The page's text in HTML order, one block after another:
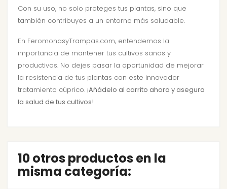
Con su uso, no solo proteges tus plantas, sino que
también contribuyes a un entorno más saludable.
En FeromonasyTrampas.com, entendemos la
importancia de mantener tus cultivos sanos y
productivos. No dejes pasar la oportunidad de mejorar
la resistencia de tus plantas con este innovador
tratamiento cúprico. ¡Añádelo al carrito ahora y asegura
la salud de tus cultivos!
10 otros productos en la
misma categoría: